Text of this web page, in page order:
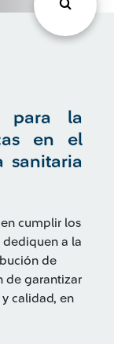
para la
en el
sanitaria
cumplir los
a la
de
de garantizar
calidad, en